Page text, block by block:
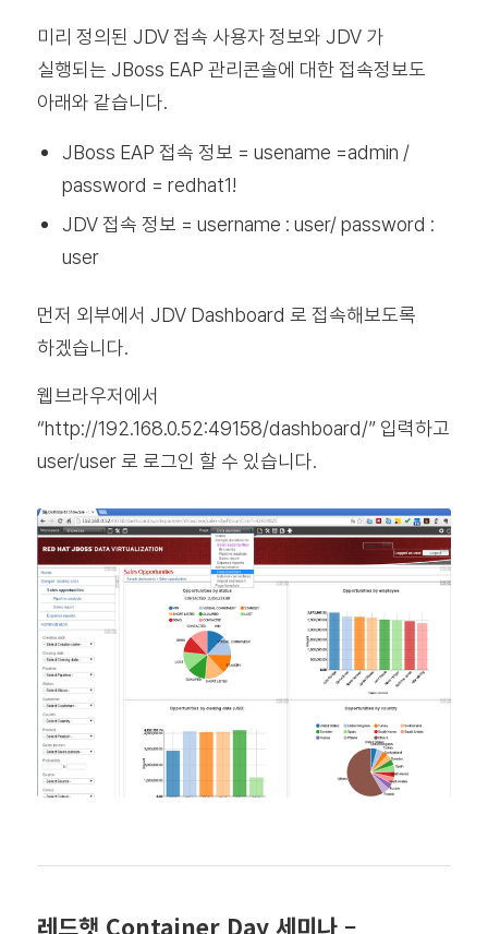
미리 정의된 JDV 접속 사용자 정보와 JDV 가
실행되는 JBoss EAP 관리콘솔에 대한 접속정보도
아래와 같습니다.
JBoss EAP 접속 정보 = usename =admin /
password = redhat1!
JDV 접속 정보 = username : user/ password :
user
먼저 외부에서 JDV Dashboard 로 접속해보도록
하겠습니다.
웹브라우저에서
“http://192.168.0.52:49158/dashboard/” 입력하고
user/user 로 로그인 할 수 있습니다.
레드햇 Container Day 세미나 –